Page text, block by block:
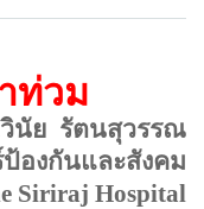
ท่วม
นัย รัตนสุวรรณ
องกันและสังคม
Siriraj Hospital